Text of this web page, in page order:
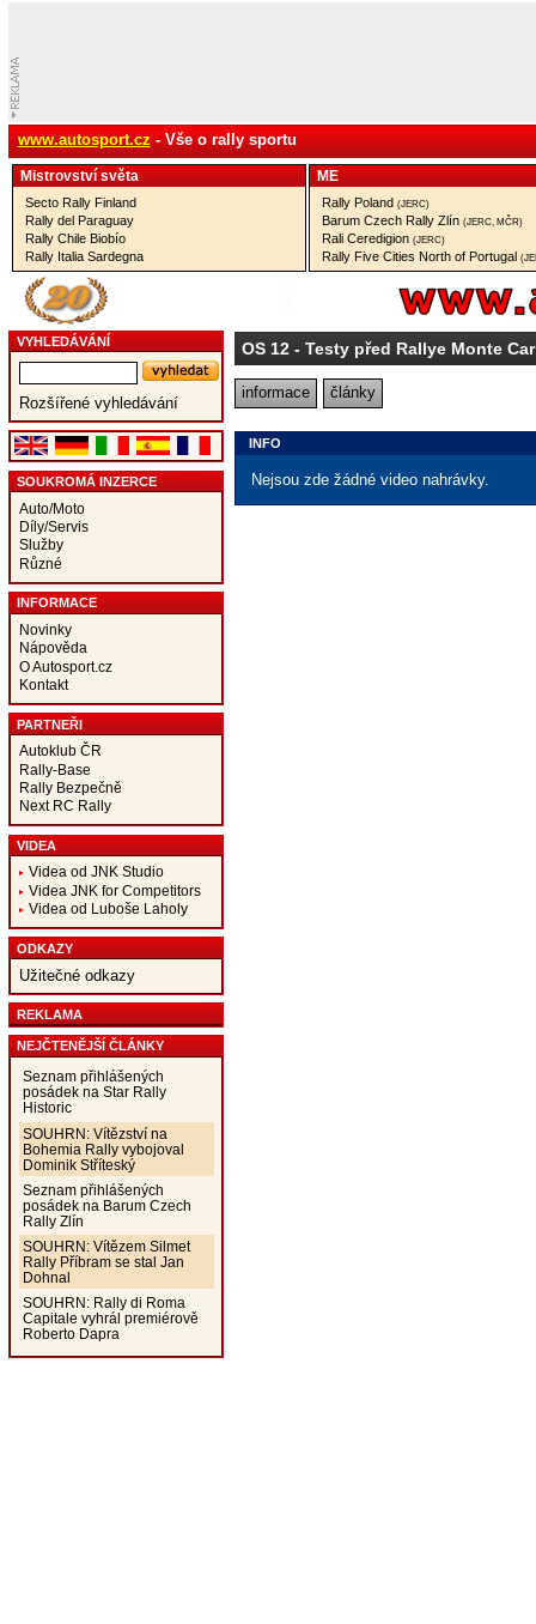
www.autosport.cz - Vše o rally sportu
Mistrovství­ světa
Secto Rally Finland
Rally del Paraguay
Rally Chile Biobío
Rally Italia Sardegna
ME
Rally Poland (JERC)
Barum Czech Rally Zlín (JERC, MČR)
Rali Ceredigion (JERC)
Rally Five Cities North of Portugal
VYHLEDÁVÁNÍ
Rozšířené vyhledávání
SOUKROMÁ INZERCE
Auto/Moto
Díly/Servis
Služby
Různé
INFORMACE
Novinky
Nápověda
O Autosport.cz
Kontakt
PARTNEŘI
Autoklub ČR
Rally-Base
Rally Bezpečně
Next RC Rally
VIDEA
Videa od JNK Studio
Videa JNK for Competitors
Videa od Luboše Laholy
ODKAZY
Užitečné odkazy
REKLAMA
NEJČTENĚJŠÍ ČLÁNKY
Seznam přihlášených
posádek na Star Rally
Historic
SOUHRN: Vítězství na
Bohemia Rally vybojoval
Dominik Stříteský
Seznam přihlášených
posádek na Barum Czech
Rally Zlín
SOUHRN: Vítězem Silmet
Rally Příbram se stal Jan
Dohnal
SOUHRN: Rally di Roma
Capitale vyhrál premiérově
Roberto Dapra
OS 12- Testy před Rallye Monte
informace články
INFO
Nejsou zde žádné video nahrávky.